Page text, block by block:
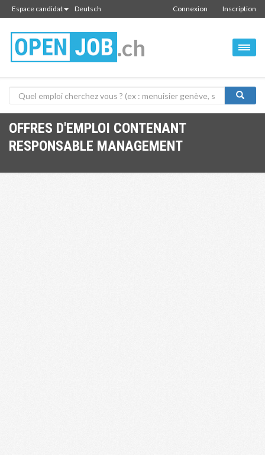
Espace candidat Deutsch Inscription
Connexion
.ch
OFFRES D'EMPLOI CONTENANT
RESPONSABLE MANAGEMENT